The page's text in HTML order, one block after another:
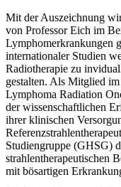
Mit der Auszeichnung
von Professor Eich im
Lymphomerkrankungen
internationaler Studien
Radiotherapie zu
gestalten. Als Mitglied
Lymphoma Radiation
der wissenschaftlichen
ihrer klinischen
Studiengruppe (GHSG)
strahlentherapeutischen
mit bösartigen